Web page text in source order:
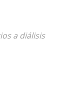
a diálisis